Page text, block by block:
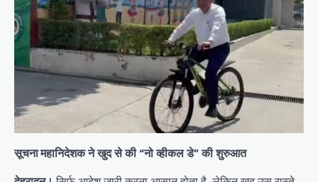
सूचना महानिदेशकने खुद से की “नो व्हीकल डे” की शुरुआत